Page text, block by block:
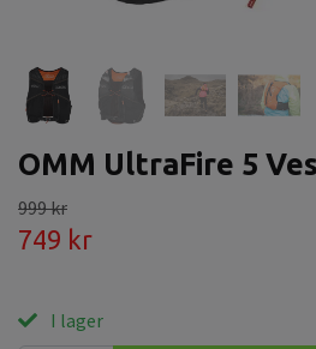
OMM UltraFire 5
999 kr
749 kr
I lager